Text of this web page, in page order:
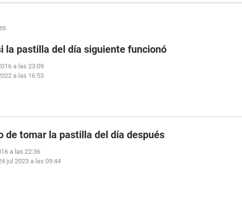
la pastilla del día siguiente funcionó
a las 23:09
a las 16:53
de tomar la pastilla del día después
a las 22:36
jul 2023 a las 09:44